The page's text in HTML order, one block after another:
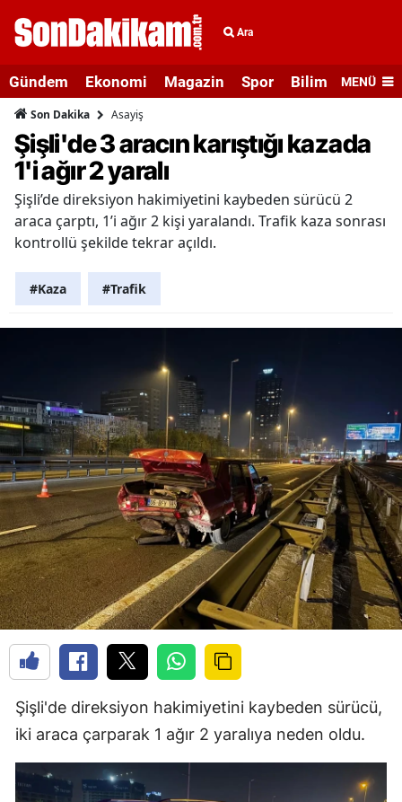
Ara
Gündem Ekonomi Magazin Spor Bilim veMENÜ
Son Dakika Asayiş
Şişli'de 3 aracın karıştığı kazada
1'i ağır 2 yaralı
Şişli’de direksiyon hakimiyetini kaybeden sürücü 2
araca çarptı, 1’i ağır 2 kişi yaralandı. Trafik kaza sonrası
kontrollü şekilde tekrar açıldı.
#Kaza #Trafik
Şişli'de direksiyon hakimiyetini kaybeden sürücü,
iki araca çarparak 1 ağır 2 yaralıya neden oldu.